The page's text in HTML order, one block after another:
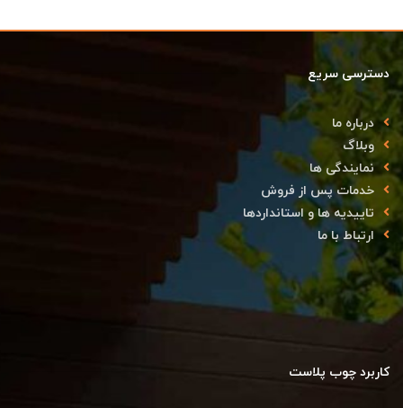
دسترسی سریع
درباره ما
وبلاگ
نمایندگی ها
خدمات پس از فروش
تاییدیه ها و استانداردها
ارتباط با ما
کاربرد چوب پلاست